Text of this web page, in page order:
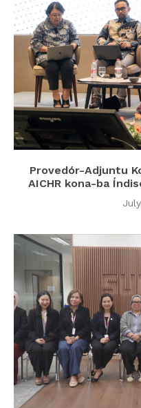
Provedór-Adjuntu
AICHR kona-ba